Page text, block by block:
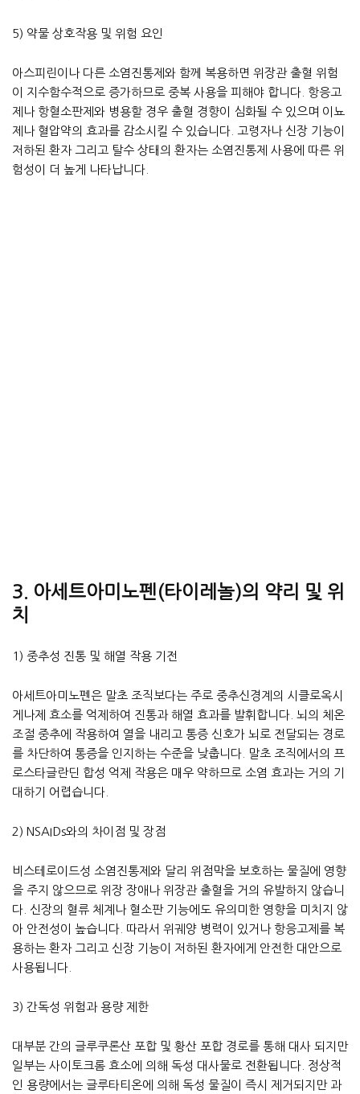
5) 약물 상호작용 및 위험 요인
아스피린이나 다른 소염진통제와 함께 복용하면 위장관 출혈 위험
이 지수함수적으로 증가하므로 중복 사용을 피해야 합니다. 항응고
제나 항혈소판제와 병용할 경우 출혈 경향이 심화될 수 있으며 이뇨
제나 혈압약의 효과를 감소시킬 수 있습니다. 고령자나 신장 기능이
저하된 환자 그리고 탈수 상태의 환자는 소염진통제 사용에 따른 위
험성이 더 높게 나타납니다.
3. 아세트아미노펜(타이레놀)의 약리 및 위
치
1) 중추성 진통 및 해열 작용 기전
아세트아미노펜은 말초 조직보다는 주로 중추신경계의 시클로옥시
게나제 효소를 억제하여 진통과 해열 효과를 발휘합니다. 뇌의 체온
조절 중추에 작용하여 열을 내리고 통증 신호가 뇌로 전달되는 경로
를 차단하여 통증을 인지하는 수준을 낮춥니다. 말초 조직에서의 프
로스타글란딘 합성 억제 작용은 매우 약하므로 소염 효과는 거의 기
대하기 어렵습니다.
2) NSAIDs와의 차이점 및 장점
비스테로이드성 소염진통제와 달리 위점막을 보호하는 물질에 영향
을 주지 않으므로 위장 장애나 위장관 출혈을 거의 유발하지 않습니
다. 신장의 혈류 체계나 혈소판 기능에도 유의미한 영향을 미치지 않
아 안전성이 높습니다. 따라서 위궤양 병력이 있거나 항응고제를 복
용하는 환자 그리고 신장 기능이 저하된 환자에게 안전한 대안으로
사용됩니다.
3) 간독성 위험과 용량 제한
대부분 간의 글루쿠론산 포합 및 황산 포합 경로를 통해 대사 되지만
일부는 사이토크롬 효소에 의해 독성 대사물로 전환됩니다. 정상적
인 용량에서는 글루타티온에 의해 독성 물질이 즉시 제거되지만 과